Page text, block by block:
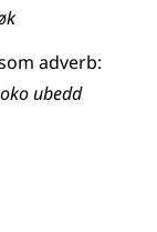
adverb:
ubedd